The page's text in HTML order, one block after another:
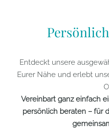
Entdeckt unsere
Eurer Nähe und erlebt
Vereinbart ganz einfach
persönlich beraten – für